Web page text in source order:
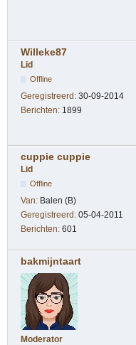
Willeke87
Lid
Offline
Geregistreerd: 30-09-2014
Berichten: 1899
cuppie cuppie
Lid
Offline
Van: Balen (B)
Geregistreerd: 05-04-2011
Berichten: 601
bakmijntaart
Moderator